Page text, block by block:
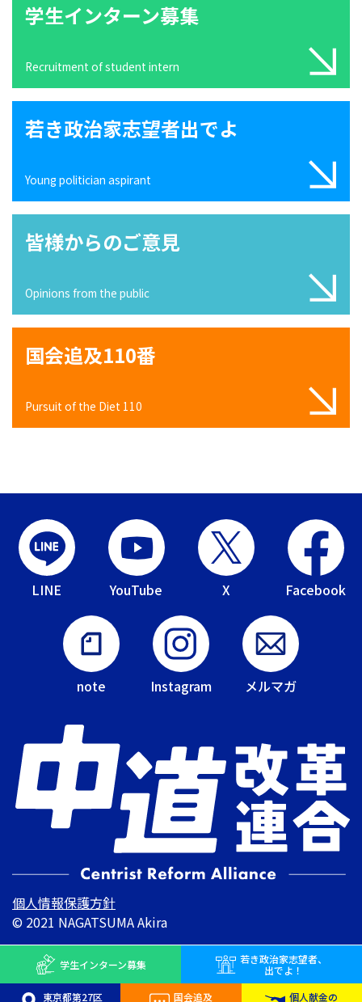
学生インターン募集
Recruitment of student intern
若き政治家志望者出でよ
Young politician aspirant
皆様からのご意見
Opinions from the public
国会追及110番
Pursuit of the Diet 110
LINE YouTube X Facebook
note Instagram メルマガ
個人情報保護方針
© 2021 NAGATSUMA Akira
学生インターン募集 若き政治家志望者、
出でよ！
東京都第27区
国会追及
個人献金の